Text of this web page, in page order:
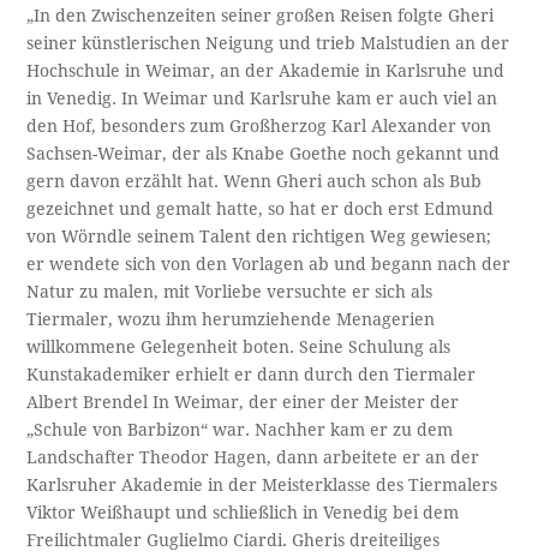
„In den Zwischenzeiten seiner großen Reisen folgte Gheri
seiner künstlerischen Neigung und trieb Malstudien an der
Hochschule in Weimar, an der Akademie in Karlsruhe und
in Venedig. In Weimar und Karlsruhe kam er auch viel an
den Hof, besonders zum Großherzog Karl Alexander von
Sachsen-Weimar, der als Knabe Goethe noch gekannt und
gern davon erzählt hat. Wenn Gheri auch schon als Bub
gezeichnet und gemalt hatte, so hat er doch erst Edmund
von Wörndle seinem Talent den richtigen Weg gewiesen;
er wendete sich von den Vorlagen ab und begann nach der
Natur zu malen, mit Vorliebe versuchte er sich als
Tiermaler, wozu ihm herumziehende Menagerien
willkommene Gelegenheit boten. Seine Schulung als
Kunstakademiker erhielt er dann durch den Tiermaler
Albert Brendel In Weimar, der einer der Meister der
„Schule von Barbizon“ war. Nachher kam er zu dem
Landschafter Theodor Hagen, dann arbeitete er an der
Karlsruher Akademie in der Meisterklasse des Tiermalers
Viktor Weißhaupt und schließlich in Venedig bei dem
Freilichtmaler Guglielmo Ciardi. Gheris dreiteiliges